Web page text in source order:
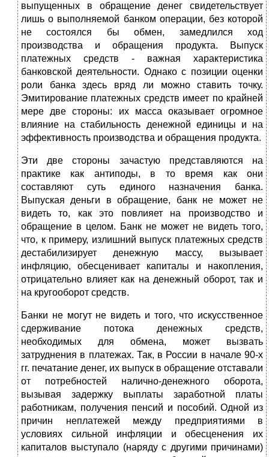
выпущенных в обращение денег свидетельствует
лишь о выполняемой банком операции, без которой
не состоялся бы обмен, замедлился ход
производства и обращения продукта. Выпуск
платежных средств - важная характеристика
банковской деятельности. Однако с позиции оценки
роли банка здесь вряд ли можно ставить точку.
Эмитирование платежных средств имеет по крайней
мере две стороны: их масса оказывает огромное
влияние на стабильность денежной единицы и на
эффективность производства и обращения продукта.
Эти две стороны зачастую представляются на
практике как антиподы, в то время как они
составляют суть единого назначения банка.
Выпуская деньги в обращение, банк не может не
видеть то, как это повлияет на производство и
обращение в целом. Банк не может не видеть того,
что, к примеру, излишний выпуск платежных средств
дестабилизирует денежную массу, вызывает
инфляцию, обесценивает капиталы и накопления,
отрицательно влияет как на денежный оборот, так и
на кругооборот средств.
Банки не могут не видеть и того, что искусственное
сдерживание потока денежных средств,
необходимых для обмена, может вызвать
затруднения в платежах. Так, в России в начале 90-х
гг. печатание денег, их выпуск в обращение отставали
от потребностей налично-денежного оборота,
вызывая задержку выплаты заработной платы
работникам, получения пенсий и пособий. Одной из
причин неплатежей между предприятиями в
условиях сильной инфляции и обесценения их
капиталов выступало (наряду с другими причинами)